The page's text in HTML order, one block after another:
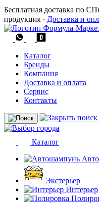
Бесплатная доставка по
продукция · Доставка и
Каталог
Бренды
Компания
Доставка и оплата
Сервис
Контакты
Каталог
Экстерьер
Интерьер